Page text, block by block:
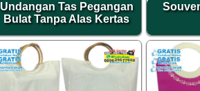
Undangan Tas Pegangan
Bulat Tanpa Alas Kertas